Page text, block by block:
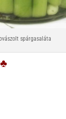
spárgasaláta